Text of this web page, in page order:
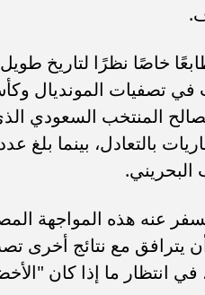
في تصفيات المونديال
للبحرين، وانتهت 10 مباريات
عنه هذه المواجهة
يترافق مع نتائج أخرى
في انتظار ما إذا كان